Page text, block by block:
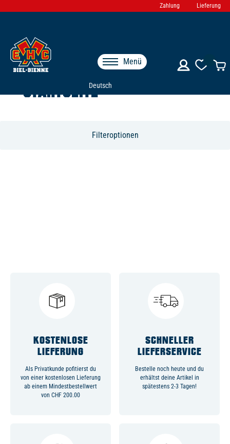
Zahlung Lieferung
Deutsch
Menü
STARTSEITE
Filteroptionen
KOSTENLOSE
LIEFERUNG
Als Privatkunde pofitierst du
von einer kostenlosen Lieferung
ab einem Mindestbestellwert
von CHF 200.00
SCHNELLER
LIEFERSERVICE
Bestelle noch heute und du
erhältst deine Artikel in
spätestens 2-3 Tagen!